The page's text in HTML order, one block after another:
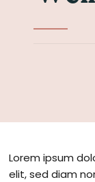
Lorem ipsum
elit, sed diam